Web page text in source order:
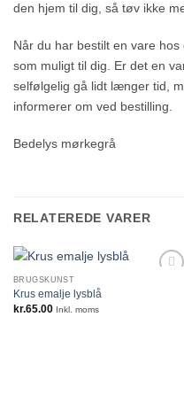
den hjem til dig, så tøv ikke
Når du har bestilt en vare
som muligt til dig. Er det en
selfølgelig gå lidt længer tid,
informerer om ved bestilling.
Bedelys mørkegrå
RELATEREDE VARER
BRUGSKUNST
Krus emalje lysblå
kr.65.00 Inkl. moms